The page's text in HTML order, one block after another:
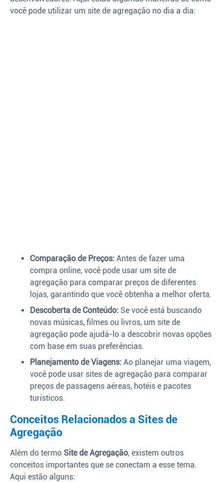
você pode utilizar um site de agregação no dia a dia:
Comparação de Preços: Antes de fazer uma
compra online, você pode usar um site de
agregação para comparar preços de diferentes
lojas, garantindo que você obtenha a melhor oferta.
Descoberta de Conteúdo: Se você está buscando
novas músicas, filmes ou livros, um site de
agregação pode ajudá-lo a descobrir novas opções
com base em suas preferências.
Planejamento de Viagens: Ao planejar uma viagem,
você pode usar sites de agregação para comparar
preços de passagens aéreas, hotéis e pacotes
turísticos.
Conceitos Relacionados a Sites de
Agregação
Além do termo Site de Agregação, existem outros
conceitos importantes que se conectam a esse tema.
Aqui estão alguns: